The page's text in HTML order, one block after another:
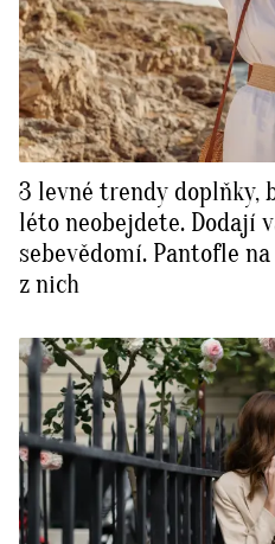
3 levné trendy doplňky,
léto neobejdete. Dodají
sebevědomí. Pantofle
z nich